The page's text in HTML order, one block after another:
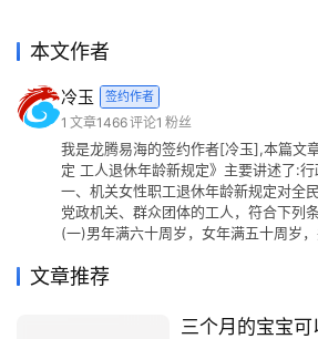
本文作者
冷玉 签约作者
1 文章1466评论1 粉丝
我是龙腾易海的签约作者[冷玉],本篇文
定 工人退休年龄新规定》主要讲述了:
一、机关女性职工退休年龄新规定对全
党政机关、群众团体的工人，符合下列
(一)男年满六十周岁，女年满五十周岁
文章推荐
三个月的宝宝